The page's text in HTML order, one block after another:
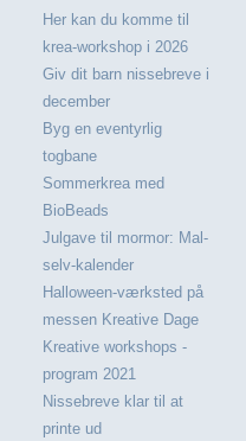
Her kan du komme til
krea-workshop i 2026
Giv dit barn nissebreve i
december
Byg en eventyrlig
togbane
Sommerkrea med
BioBeads
Julgave til mormor: Mal-
selv-kalender
Halloween-værksted på
messen Kreative Dage
Kreative workshops -
program 2021
Nissebreve klar til at
printe ud